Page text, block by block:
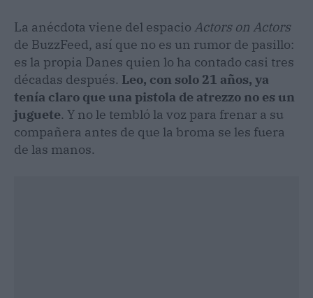
La anécdota viene del espacio Actors on Actors
de BuzzFeed, así que no es un rumor de pasillo:
es la propia Danes quien lo ha contado casi tres
décadas después. Leo, con solo 21 años, ya
tenía claro que una pistola de atrezzo no es un
juguete. Y no le tembló la voz para frenar a su
compañera antes de que la broma se les fuera
de las manos.